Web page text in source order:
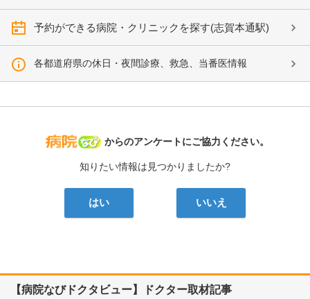
予約ができる病院・クリニックを探す(志賀本通駅)
各都道府県の休日・夜間診療、救急、当番医情報
病院なび
からのアンケートにご協力ください。
知りたい情報は見つかりましたか?
はい いいえ
【病院なびドクタビュー】ドクター取材記事